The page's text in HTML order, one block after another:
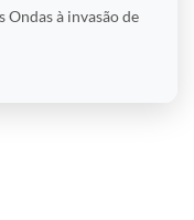
à invasão de